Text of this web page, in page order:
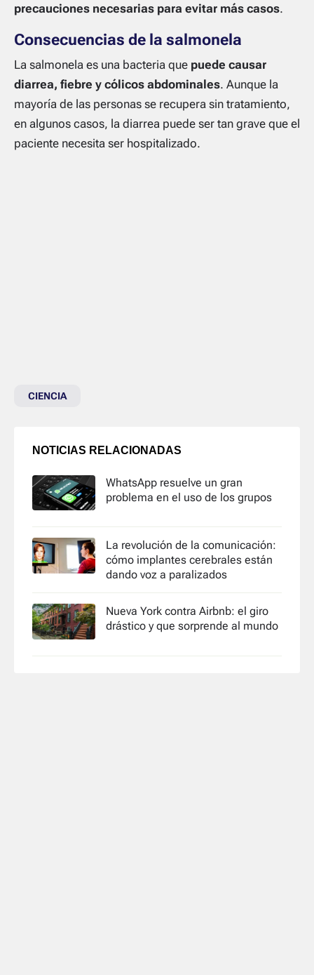
precauciones necesarias para evitar más casos.
Consecuencias de la salmonela
La salmonela es una bacteria que puede causar
diarrea, fiebre y cólicos abdominales. Aunque la
mayoría de las personas se recupera sin tratamiento,
en algunos casos, la diarrea puede ser tan grave que el
paciente necesita ser hospitalizado.
CIENCIA
NOTICIAS RELACIONADAS
WhatsApp resuelve un gran
problema en el uso de los grupos
La revolución de la comunicación:
cómo implantes cerebrales están
dando voz a paralizados
Nueva York contra Airbnb: el giro
drástico y que sorprende al mundo